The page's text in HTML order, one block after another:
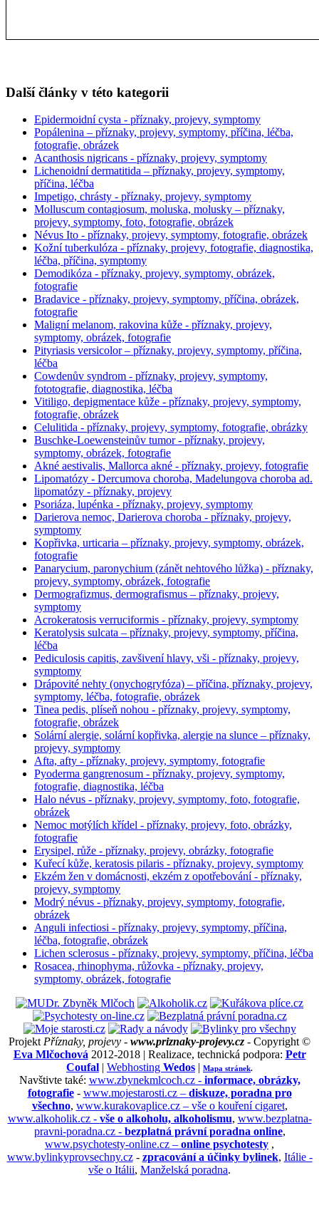
Další články v této kategorii
Epidermoidní cysta - příznaky, projevy, symptomy
Popálenina – příznaky, projevy, symptomy, příčina, léčba,
fotografie, obrázek
Acanthosis nigricans - příznaky, projevy, symptomy
Lichenoidní dermatitida – příznaky, projevy, symptomy,
příčina, léčba
Impetigo, chrásty - příznaky, projevy, symptomy
Molluscum contagiosum, moluska, molusky – příznaky,
projevy, symptomy, foto, fotografie, obrázek
Névus Ito - příznaky, projevy, symptomy, fotografie, obrázek
Kožní tuberkulóza - příznaky, projevy, fotografie, diagnostika,
léčba, příčina, symptomy
Demodikóza - příznaky, projevy, symptomy, obrázek,
fotografie
Bradavice - příznaky, projevy, symptomy, příčina, obrázek,
fotografie
Maligní melanom, rakovina kůže - příznaky, projevy,
symptomy, obrázek, fotografie
Pityriasis versicolor – příznaky, projevy, symptomy, příčina,
léčba
Cowdenův syndrom - příznaky, projevy, symptomy,
fototografie, diagnostika, léčba
Vitiligo, depigmentace kůže - příznaky, projevy, symptomy,
fotografie, obrázek
Celulitida - příznaky, projevy, symptomy, fotografie, obrázky
Buschke-Loewensteinův tumor - příznaky, projevy,
symptomy, obrázek, fotografie
Akné aestivalis, Mallorca akné - příznaky, projevy, fotografie
Lipomatózy - Dercumova choroba, Madelungova choroba ad.
lipomatózy - příznaky, projevy
Psoriáza, lupénka - příznaky, projevy, symptomy
Darierova nemoc, Darierova choroba - příznaky, projevy,
symptomy
Kopřivka, urticaria – příznaky, projevy, symptomy, obrázek,
fotografie
Panarycium, paronychium (zánět nehtového lůžka) - příznaky,
projevy, symptomy, obrázek, fotografie
Dermografizmus, dermografismus – příznaky, projevy,
symptomy
Acrokeratosis verruciformis - příznaky, projevy, symptomy
Keratolysis sulcata – příznaky, projevy, symptomy, příčina,
léčba
Pediculosis capitis, zavšivení hlavy, vši - příznaky, projevy,
symptomy
Drápovité nehty (onychogryfóza) – příčina, příznaky, projevy,
symptomy, léčba, fotografie, obrázek
Tinea pedis, plíseň nohou - příznaky, projevy, symptomy,
fotografie, obrázek
Solární alergie, solární kopřivka, alergie na slunce – příznaky,
projevy, symptomy
Afta, afty - příznaky, projevy, symptomy, fotografie
Pyoderma gangrenosum - příznaky, projevy, symptomy,
fotografie, diagnostika, léčba
Halo névus - příznaky, projevy, symptomy, foto, fotografie,
obrázek
Nemoc motýlích křídel - příznaky, projevy, foto, obrázky,
fotografie
Erysipel, růže - příznaky, projevy, obrázky, fotografie
Kuřecí kůže, keratosis pilaris - příznaky, projevy, symptomy
Ekzém žen v domácnosti, ekzém z opotřebování - příznaky,
projevy, symptomy
Modrý névus - příznaky, projevy, symptomy, fotografie,
obrázek
Anguli infectiosi - příznaky, projevy, symptomy, příčina,
léčba, fotografie, obrázek
Lichen sclerosus - příznaky, projevy, symptomy, příčina, léčba
Rosacea, rhinophyma, růžovka - příznaky, projevy,
symptomy, obrázek, fotografie
ProjektPříznaky, projevy - www.priznaky-projevy.cz - Copyright ©
Eva Mlčochová2012-2018 | Realizace, technická podpora: Petr
Coufal | Webhosting Wedos | Mapa stránek.
Navštivte také: www.zbynekmlcoch.cz - informace, obrázky,
fotografie- www.mojestarosti.cz – diskuze, poradna pro
všechno, www.kurakovaplice.cz – vše o kouření cigaret,
www.alkoholik.cz - vše o alkoholu, alkoholismu, www.bezplatna-
pravni-poradna.cz - bezplatná právní poradna online,
www.psychotesty-online.cz – online psychotesty ,
www.bylinkyprovsechny.cz- zpracování a účinky bylinek, Itálie -
vše o Itálii, Manželská poradna.